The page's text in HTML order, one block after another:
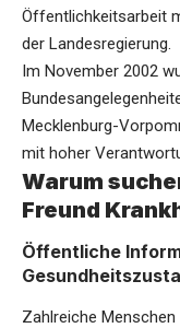
Öffentlichkeitsarbeit
der Landesregierung.
Im November 2002
Mecklenburg-
mit hoher
Warum
Freund
Öffentliche
Zahlreiche